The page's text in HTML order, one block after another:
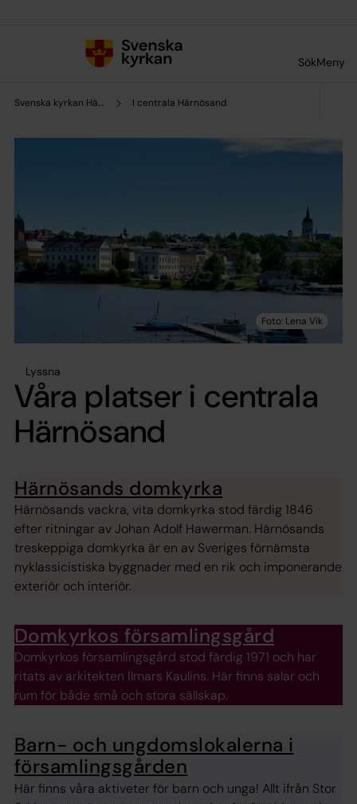
SökMeny
Svenska kyrkan Härnösand I centrala Härnösand
Lyssna
Våra platser i centrala
Härnösand
Härnösands domkyrka
Härnösands vackra, vita domkyrka stod färdig 1846
efter ritningar av Johan Adolf Hawerman. Härnösands
treskeppiga domkyrka är en av Sveriges förnämsta
nyklassicistiska byggnader med en rik och imponerande
exteriör och interiör.
Domkyrkos församlingsgård
Domkyrkos församlingsgård stod färdig 1971 och har
ritats av arkitekten Ilmars Kaulins. Här finns salar och
rum för både små och stora sällskap.
Barn- och ungdomslokalerna i
församlingsgården
Här finns våra aktiveter för barn och unga! Allt ifrån Stor